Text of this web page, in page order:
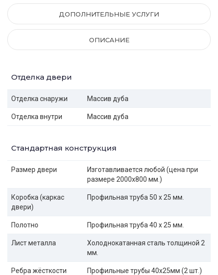
ДОПОЛНИТЕЛЬНЫЕ УСЛУГИ
ОПИСАНИЕ
Отделка двери
Отделка снаружи Массив дуба
Отделка внутри Массив дуба
Стандартная конструкция
Размер двери
Изготавливается любой (цена при
размере 2000x800 мм.)
Коробка (каркас
двери)
Профильная труба 50 х 25 мм.
Полотно Профильная труба 40 х 25 мм.
Лист металла
Холоднокатанная сталь толщиной 2
мм.
Ребра жёсткости Профильные трубы 40х25мм (2 шт.)